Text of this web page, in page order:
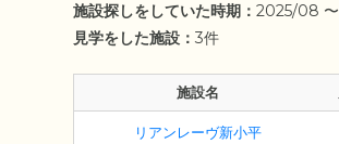
施設探しをしていた時期： 2025/08
見学をした施設： 3件
施設名
リアンレーヴ新小平